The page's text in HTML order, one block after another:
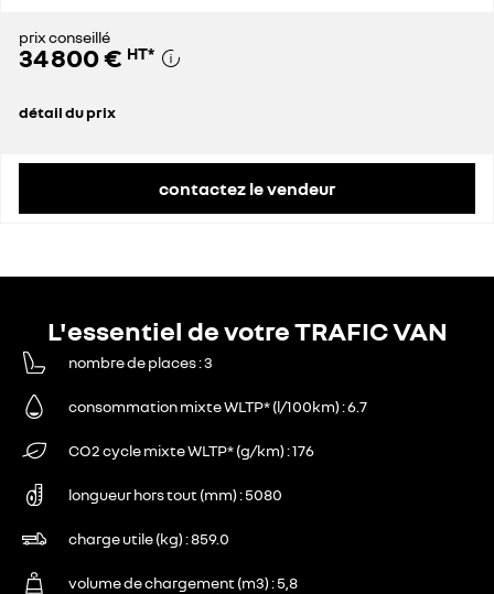
prix conseillé
34 800 € HT*
détail du prix
contactez le vendeur
L'essentiel de votre TRAFIC VAN
nombre de places 3
consommation mixte WLTP* (l/100km) 6.7
CO2 cycle mixte WLTP* (g/km) 176
longueur hors tout (mm) 5080
charge utile (kg) 859.0
volume de chargement (m3) 5,8